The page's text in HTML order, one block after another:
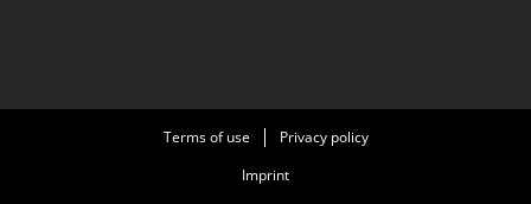
Terms of use
Privacy policy
Imprint